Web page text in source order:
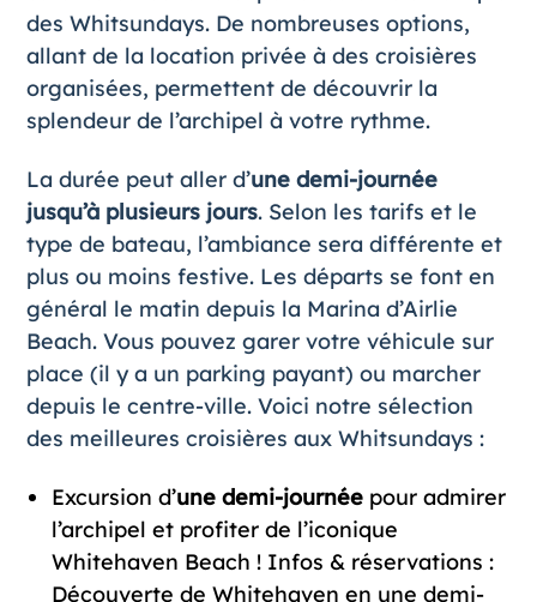
des Whitsundays. De nombreuses options,
allant de la location privée à des croisières
organisées, permettent de découvrir la
splendeur de l’archipel à votre rythme.
La durée peut aller d’une demi-journée
jusqu’à plusieurs jours. Selon les tarifs et le
type de bateau, l’ambiance sera différente et
plus ou moins festive. Les départs se font en
général le matin depuis la Marina d’Airlie
Beach. Vous pouvez garer votre véhicule sur
place (il y a un parking payant) ou marcher
depuis le centre-ville. Voici notre sélection
des meilleures croisières aux Whitsundays :
Excursion d’une demi-journéepour admirer
l’archipel et profiter de l’iconique
Whitehaven Beach ! Infos & réservations :
Découverte de Whitehaven en une demi-